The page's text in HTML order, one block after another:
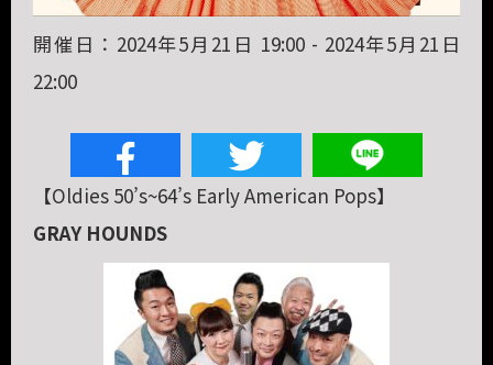
開催日：2024年5月21日 19:00 - 2024年5月21日
22:00
【Oldies 50’s~64’s Early American Pops】
GRAY HOUNDS